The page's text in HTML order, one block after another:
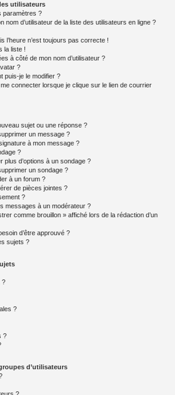
utilisateurs
paramètres ?
nom d’utilisateur de la liste des utilisateurs en ligne ?
l’heure n’est toujours pas correcte !
la liste !
à côté de mon nom d’utilisateur ?
?
puis-je le modifier ?
me connecter lorsque je clique sur le lien de courrier
sujet ou une réponse ?
un message ?
à mon message ?
?
plus d’options à un sondage ?
un sondage ?
à un forum ?
de pièces jointes ?
?
messages à un modérateur ?
comme brouillon » affiché lors de la rédaction d’un
d’être approuvé ?
sujets ?
?
?
?
d’utilisateurs